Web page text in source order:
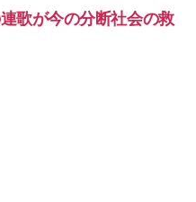
歌が今の分断社会の救